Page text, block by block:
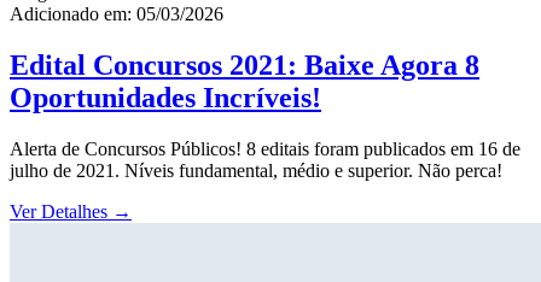
Adicionado em: 05/03/2026
Edital Concursos 2021: Baixe Agora 8
Oportunidades Incríveis!
Alerta de Concursos Públicos! 8 editais foram publicados em 16 de
julho de 2021. Níveis fundamental, médio e superior. Não perca!
Ver Detalhes →